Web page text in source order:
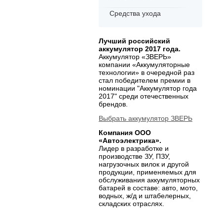
Средства ухода
Лучший российский
аккумулятор 2017 года.
Аккумулятор «ЗВЕРЬ»
компании «Аккумуляторные
технологии» в очередной раз
стал победителем премии в
номинации "Аккумулятор года
2017" среди отечественных
брендов.
Выбрать аккумулятор ЗВЕРЬ
Компания ООО
«Автоэлектрика».
Лидер в разработке и
производстве ЗУ, ПЗУ,
нагрузочных вилок и другой
продукции, применяемых для
обслуживания аккумуляторных
батарей в составе: авто, мото,
водных, ж/д и штабелерных,
складских отраслях.